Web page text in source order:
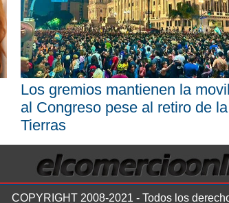
Los gremios mantienen la
al Congreso pese al retiro de
Tierras
COPYRIGHT 2008-2021 - Todos los